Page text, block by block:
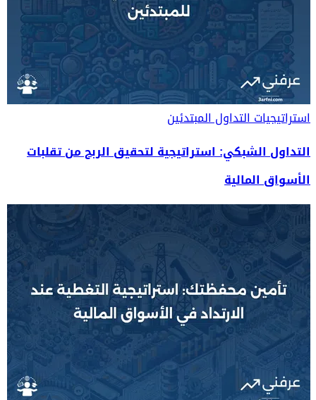
استراتيجيات التداولالمبتدئين
التداول الشبكي: استراتيجية لتحقيق الربح من تقلبات
الأسواق المالية